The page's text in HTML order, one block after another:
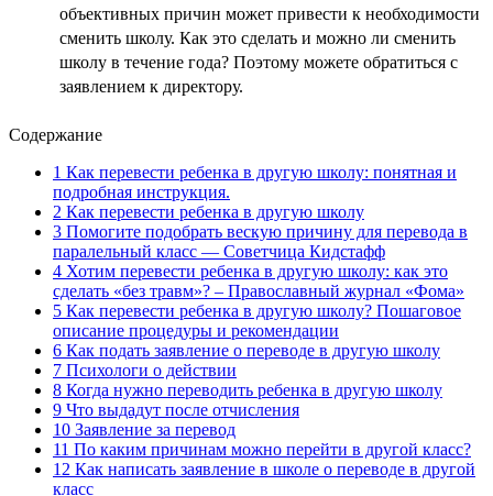
объективных причин может привести к необходимости
сменить школу. Как это сделать и можно ли сменить
школу в течение года? Поэтому можете обратиться с
заявлением к директору.
Содержание
1 Как перевести ребенка в другую школу: понятная и
подробная инструкция.
2 Как перевести ребенка в другую школу
3 Помогите подобрать вескую причину для перевода в
паралельный класс — Советчица Кидстафф
4 Хотим перевести ребенка в другую школу: как это
сделать «без травм»? – Православный журнал «Фома»
5 Как перевести ребенка в другую школу? Пошаговое
описание процедуры и рекомендации
6 Как подать заявление о переводе в другую школу
7 Психологи о действии
8 Когда нужно переводить ребенка в другую школу
9 Что выдадут после отчисления
10 Заявление за перевод
11 По каким причинам можно перейти в другой класс?
12 Как написать заявление в школе о переводе в другой
класс